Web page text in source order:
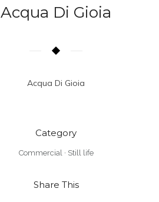
Acqua Di Gioia
Acqua Di Gioia
Category
Commercial· Still life
Share This